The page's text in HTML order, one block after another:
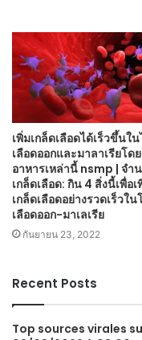
เพิ่มเกล็ดเลือดได้เร็วขึ้นใ
เลือดออกและมาลาเรียโดย
อาหารเหล่านี้ nsmp | จำ
เกล็ดเลือด: กิน 4 สิ่งนี้เพื่อเ
เกล็ดเลือดอย่างรวดเร็วใ
เลือดออก-มาเลเรีย
กันยายน 23, 2022
Recent Posts
Top sources virales